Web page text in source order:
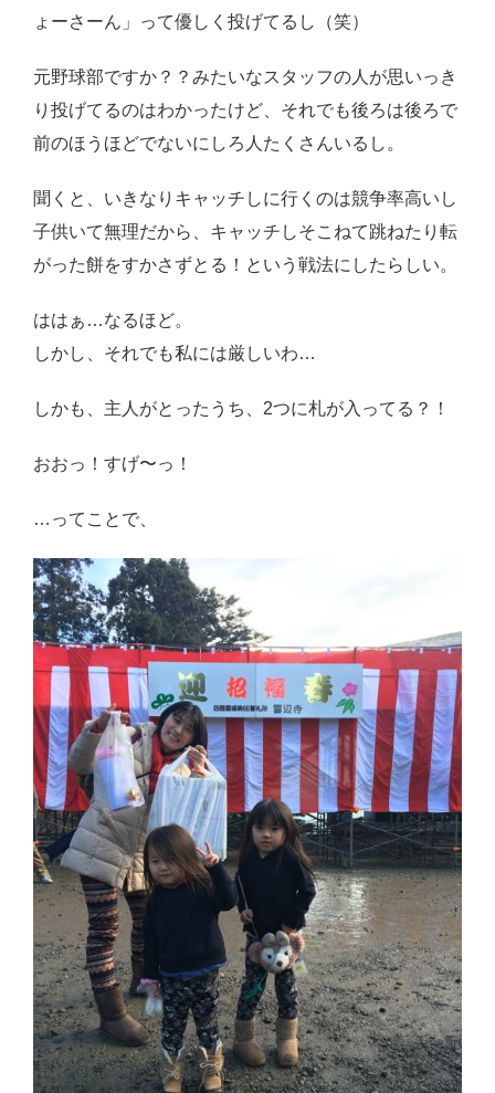
ょーさーん」って優しく投げてるし（笑）
元野球部ですか？？みたいなスタッフの人が思いっき
り投げてるのはわかったけど、それでも後ろは後ろで
前のほうほどでないにしろ人たくさんいるし。
聞くと、いきなりキャッチしに行くのは競争率高いし
子供いて無理だから、キャッチしそこねて跳ねたり転
がった餅をすかさずとる！という戦法にしたらしい。
ははぁ…なるほど。
しかし、それでも私には厳しいわ…
しかも、主人がとったうち、2つに札が入ってる？！
おおっ！すげ〜っ！
…ってことで、